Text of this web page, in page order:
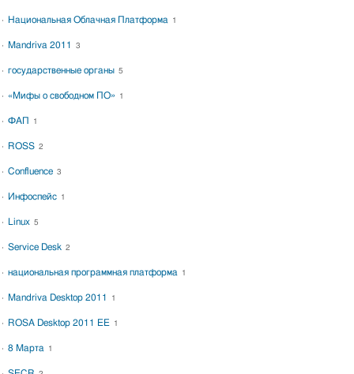
Национальная Облачная Платформа 1
Mandriva 2011 3
государственные органы 5
«Мифы о свободном ПО» 1
ФАП 1
ROSS 2
Confluence 3
Инфоспейс 1
Linux 5
Service Desk 2
национальная программная платформа 1
Mandriva Desktop 2011 1
ROSA Desktop 2011 EE 1
8 Марта 1